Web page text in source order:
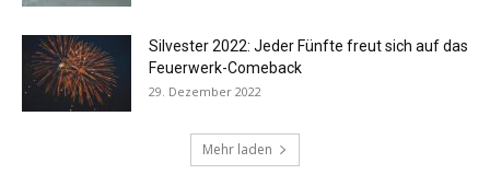
Silvester 2022: Jeder Fünfte freut sich auf das
Feuerwerk-Comeback
29. Dezember 2022
Mehr laden